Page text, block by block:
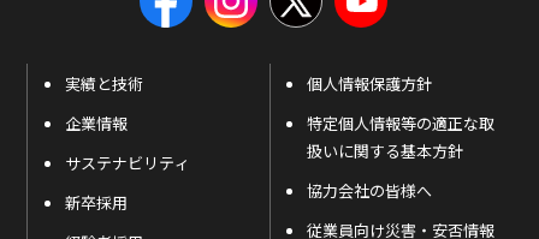
実績と技術
企業情報
サステナビリティ
新卒採用
個人情報保護方針
特定個人情報等の適正な取
扱いに関する基本方針
協力会社の皆様へ
従業員向け災害・安否情報